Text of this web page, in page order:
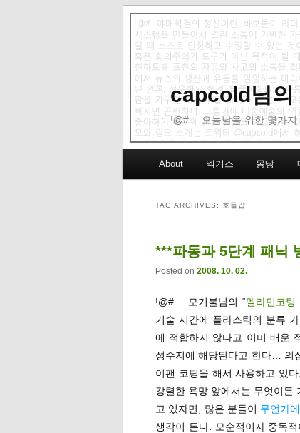
capcold님의
!@#… 오늘날을 위한 몇가지
Skip to primary content
Skip to secondary content
About 엑기스 몽땅
TAG ARCHIVES: 호들갑
***파동과 5단계 패닉
Posted on 2008. 10. 02.
!@#… 모기불님의 “멜라민코팅
기술 시간에 플라스틱의 분류
에 적합하지 않다고 이미 배운
성수지에 해당된다고 한다… 의
이팬 코팅을 해서 사용하고 있
강렬한 욕망 앞에서는 무엇이든
고 있자면, 많은 분들이 무언가
생각이 든다. 모순적이자 중독